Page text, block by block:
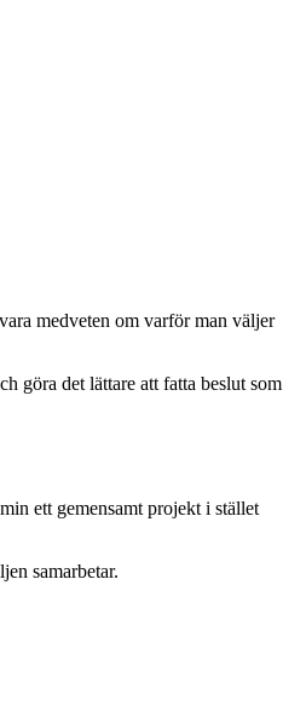
medveten om varför man väljer
göra det lättare att fatta beslut som
ett gemensamt projekt i stället
samarbetar.